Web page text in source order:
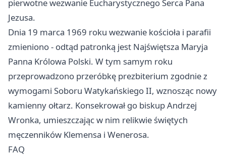
pierwotne wezwanie Eucharystycznego Serca Pana
Jezusa.
Dnia 19 marca 1969 roku wezwanie kościoła i parafii
zmieniono - odtąd patronką jest Najświętsza Maryja
Panna Królowa Polski. W tym samym roku
przeprowadzono przeróbkę prezbiterium zgodnie z
wymogami Soboru Watykańskiego II, wznosząc nowy
kamienny ołtarz. Konsekrował go biskup Andrzej
Wronka, umieszczając w nim relikwie świętych
męczenników Klemensa i Wenerosa.
FAQ